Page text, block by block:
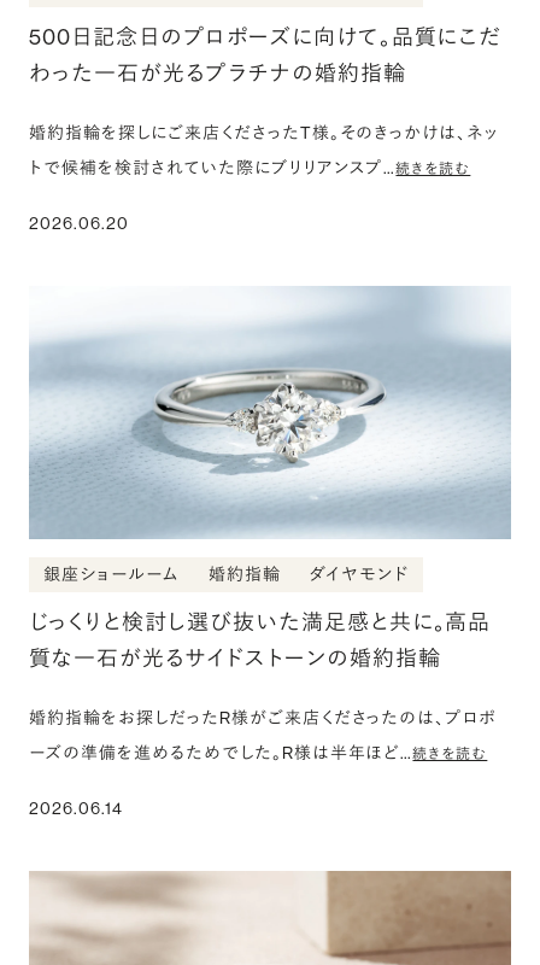
500日記念日のプロポーズに向けて。品質にこだ
わった一石が光るプラチナの婚約指輪
婚約指輪を探しにご来店くださったT様。そのきっかけは、ネッ
トで候補を検討されていた際にブリリアンスプ…続きを読む
2026.06.20
銀座ショールーム 婚約指輪 ダイヤモンド
じっくりと検討し選び抜いた満足感と共に。高品
質な一石が光るサイドストーンの婚約指輪
婚約指輪をお探しだったR様がご来店くださったのは、プロポ
ーズの準備を進めるためでした。R様は半年ほど…続きを読む
2026.06.14